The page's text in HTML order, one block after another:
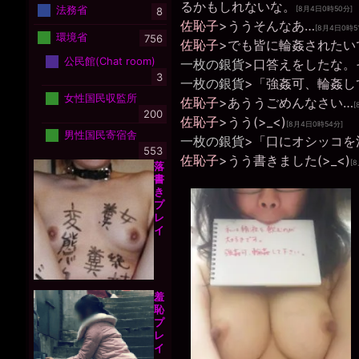
るかもしれないな。 [8月4日0時50分]
佐恥子>ううそんなあ…[8月4日0時
佐恥子>でも皆に輪姦された
一枚の銀貨>口答えをしたな
一枚の銀貨>「強姦可、輪姦
佐恥子>あううごめんなさい…
佐恥子>うう(>_<) [8月4日0時54分]
一枚の銀貨>「口にオシッコ
佐恥子>うう書きました(>_<) [8
法務省
8
環境省
756
公民館(Chat room)
3
女性国民収監所
200
男性国民寄宿舎
553
落
書
き
プ
レ
イ
羞
恥
プ
レ
イ